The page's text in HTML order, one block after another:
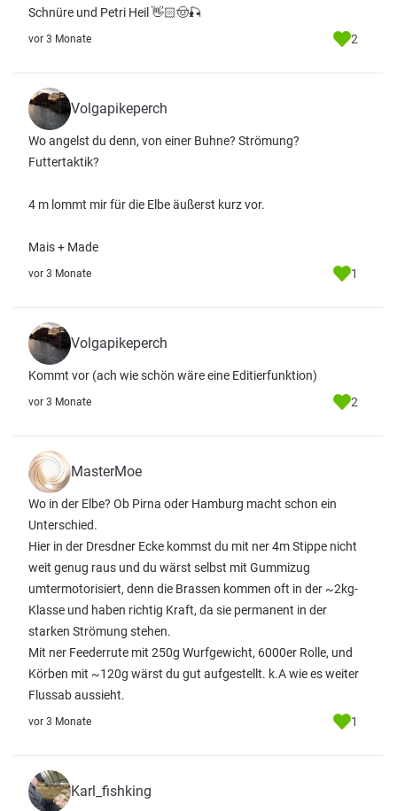
Schnüre und Petri Heil 👋🏻🤠🎣
vor 3 Monate 2
Volgapikeperch
Wo angelst du denn, von einer Buhne? Strömung?
Futtertaktik?
4 m lommt mir für die Elbe äußerst kurz vor.
Mais + Made
vor 3 Monate 1
Volgapikeperch
Kommt vor (ach wie schön wäre eine Editierfunktion)
vor 3 Monate 2
MasterMoe
Wo in der Elbe? Ob Pirna oder Hamburg macht schon ein
Unterschied.
Hier in der Dresdner Ecke kommst du mit ner 4m Stippe nicht
weit genug raus und du wärst selbst mit Gummizug
umtermotorisiert, denn die Brassen kommen oft in der ~2kg-
Klasse und haben richtig Kraft, da sie permanent in der
starken Strömung stehen.
Mit ner Feederrute mit 250g Wurfgewicht, 6000er Rolle, und
Körben mit ~120g wärst du gut aufgestellt. k.A wie es weiter
Flussab aussieht.
vor 3 Monate 1
Karl_fishking